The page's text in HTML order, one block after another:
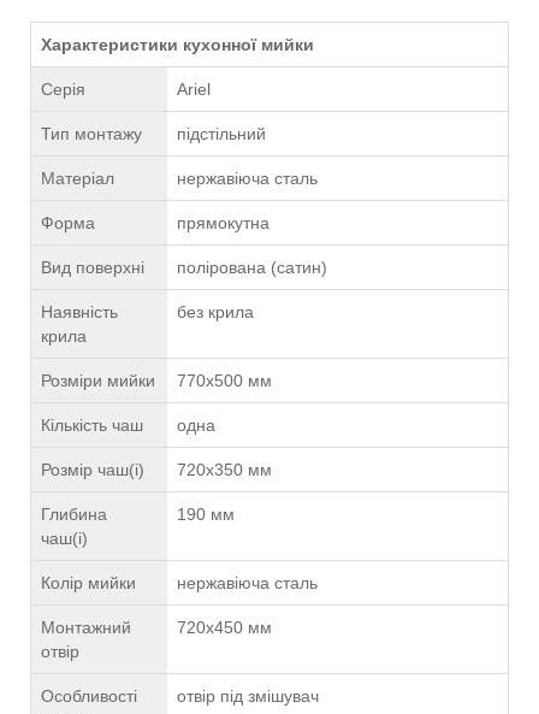
Характеристики кухонної мийки
Серія Ariel
Тип монтажу підстільний
Матеріал нержавіюча сталь
Форма прямокутна
Вид поверхні полірована (сатин)
Наявність
крила
без крила
Розміри мийки 770х500 мм
Кількість чаш одна
Розмір чаш(і) 720х350 мм
Глибина
чаш(і)
190 мм
Колір мийки нержавіюча сталь
Монтажний
отвір
720х450 мм
Особливості
отвір під змішувач